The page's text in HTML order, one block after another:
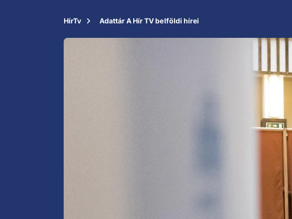
HírTv Adattár A Hír TV belföldi hírei